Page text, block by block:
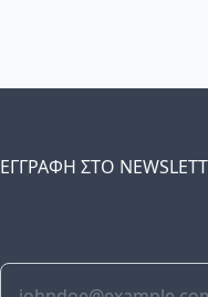
ΕΓΓΡΑΦΗ ΣΤΟ